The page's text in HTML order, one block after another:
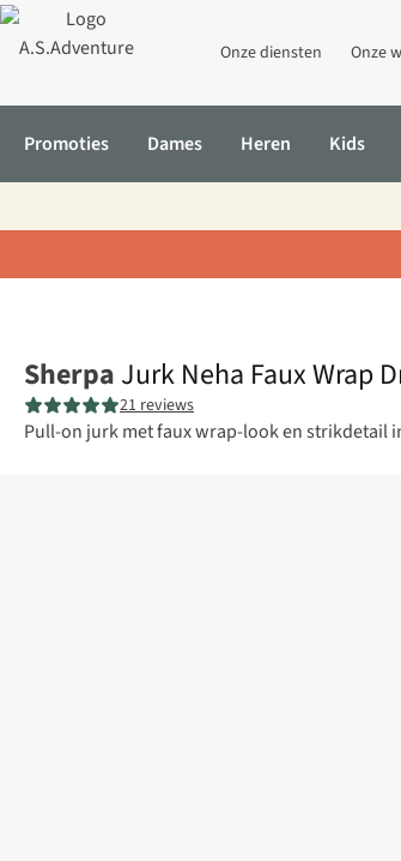
Onze diensten Onze
Promoties Dames Heren Kids
Sherpa Jurk Neha Faux Wrap
21 reviews
Pull-on jurk met faux wrap-look en strikdetail